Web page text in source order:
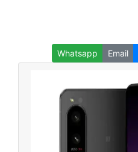
Whatsapp Email